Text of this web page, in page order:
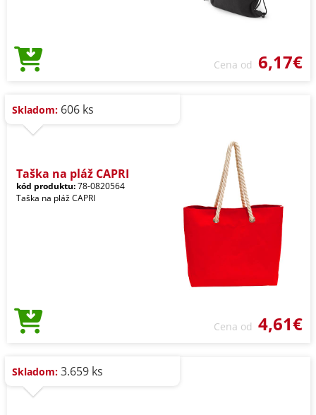
Cena od 6,17€
Skladom: 606 ks
Taška na pláž CAPRI
kód produktu:78-0820564
Taška na pláž CAPRI
Cena od 4,61€
Skladom: 3.659 ks